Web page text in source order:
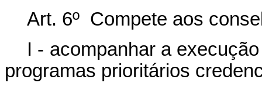
Art. 6º Compete aos
I - acompanhar a
programas prioritários